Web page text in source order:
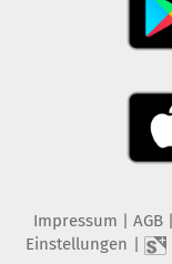
Impressum AGB
Einstellungen